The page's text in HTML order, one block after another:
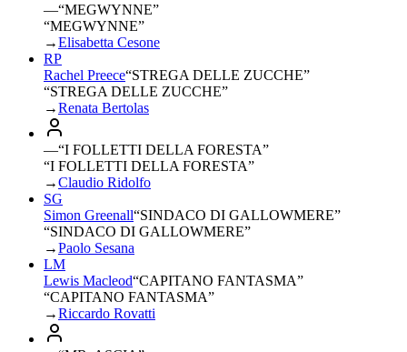
—“MEGWYNNE”
“MEGWYNNE”
→Elisabetta Cesone
RP
Rachel Preece“STREGA DELLE ZUCCHE”
“STREGA DELLE ZUCCHE”
→Renata Bertolas
—“I FOLLETTI DELLA FORESTA”
“I FOLLETTI DELLA FORESTA”
→Claudio Ridolfo
SG
Simon Greenall“SINDACO DI GALLOWMERE”
“SINDACO DI GALLOWMERE”
→Paolo Sesana
LM
Lewis Macleod“CAPITANO FANTASMA”
“CAPITANO FANTASMA”
→Riccardo Rovatti